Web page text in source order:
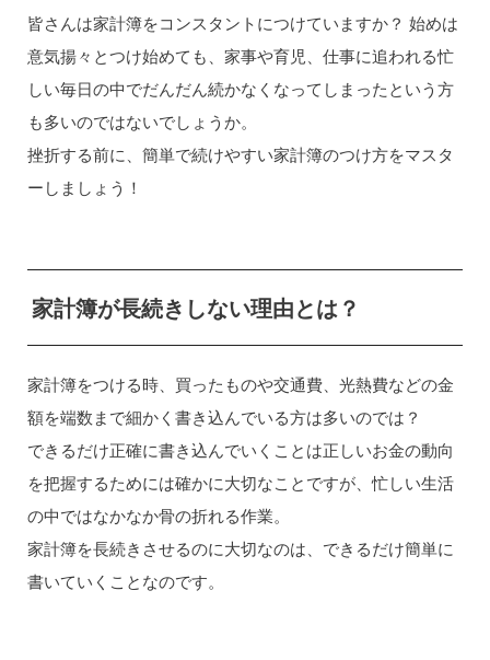
皆さんは家計簿をコンスタントにつけていますか？ 始めは
意気揚々とつけ始めても、家事や育児、仕事に追われる忙
しい毎日の中でだんだん続かなくなってしまったという方
も多いのではないでしょうか。
挫折する前に、簡単で続けやすい家計簿のつけ方をマスタ
ーしましょう！
家計簿が長続きしない理由とは？
家計簿をつける時、買ったものや交通費、光熱費などの金
額を端数まで細かく書き込んでいる方は多いのでは？
できるだけ正確に書き込んでいくことは正しいお金の動向
を把握するためには確かに大切なことですが、忙しい生活
の中ではなかなか骨の折れる作業。
家計簿を長続きさせるのに大切なのは、できるだけ簡単に
書いていくことなのです。